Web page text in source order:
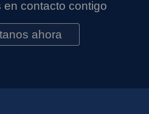
en contacto contigo
ahora